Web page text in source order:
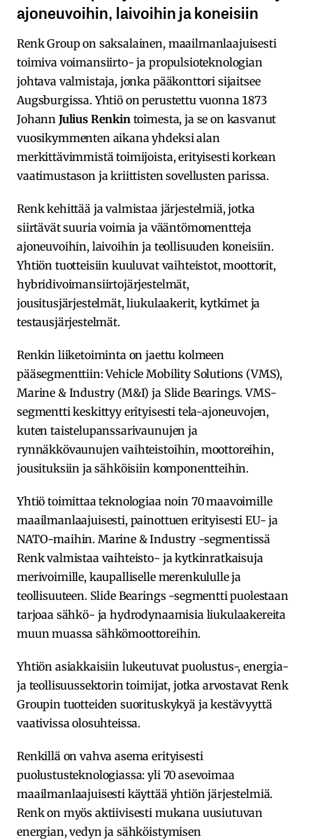
ajoneuvoihin, laivoihin ja koneisiin
Renk Group on saksalainen, maailmanlaajuisesti
toimiva voimansiirto- ja propulsioteknologian
johtava valmistaja, jonka pääkonttori sijaitsee
Augsburgissa. Yhtiö on perustettu vuonna 1873
Johann Julius Renkintoimesta, ja se on kasvanut
vuosikymmenten aikana yhdeksi alan
merkittävimmistä toimijoista, erityisesti korkean
vaatimustason ja kriittisten sovellusten parissa.
Renk kehittää ja valmistaa järjestelmiä, jotka
siirtävät suuria voimia ja vääntömomentteja
ajoneuvoihin, laivoihin ja teollisuuden koneisiin.
Yhtiön tuotteisiin kuuluvat vaihteistot, moottorit,
hybridivoimansiirtojärjestelmät,
jousitusjärjestelmät, liukulaakerit, kytkimet ja
testausjärjestelmät.
Renkin liiketoiminta on jaettu kolmeen
pääsegmenttiin: Vehicle Mobility Solutions (VMS),
Marine & Industry (M&I) ja Slide Bearings. VMS-
segmentti keskittyy erityisesti tela-ajoneuvojen,
kuten taistelupanssarivaunujen ja
rynnäkkövaunujen vaihteistoihin, moottoreihin,
jousituksiin ja sähköisiin komponentteihin.
Yhtiö toimittaa teknologiaa noin 70 maavoimille
maailmanlaajuisesti, painottuen erityisesti EU- ja
NATO-maihin. Marine & Industry -segmentissä
Renk valmistaa vaihteisto- ja kytkinratkaisuja
merivoimille, kaupalliselle merenkululle ja
teollisuuteen. Slide Bearings -segmentti puolestaan
tarjoaa sähkö- ja hydrodynaamisia liukulaakereita
muun muassa sähkömoottoreihin.
Yhtiön asiakkaisiin lukeutuvat puolustus-, energia-
ja teollisuussektorin toimijat, jotka arvostavat Renk
Groupin tuotteiden suorituskykyä ja kestävyyttä
vaativissa olosuhteissa.
Renkillä on vahva asema erityisesti
puolustusteknologiassa: yli 70 asevoimaa
maailmanlaajuisesti käyttää yhtiön järjestelmiä.
Renk on myös aktiivisesti mukana uusiutuvan
energian, vedyn ja sähköistymisen